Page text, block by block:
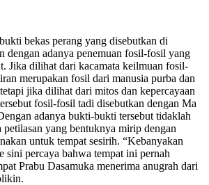
bekas perang yang disebutkan di
dengan adanya penemuan fosil-fosil yang
Jika dilihat dari kacamata keilmuan fosil-
merupakan fosil dari manusia purba dan
jika dilihat dari mitos dan kepercayaan
fosil-fosil tadi disebutkan dengan Ma
adanya bukti-bukti tersebut tidaklah
petilasan yang bentuknya mirip dengan
untuk tempat sesirih. “Kebanyakan
sini percaya bahwa tempat ini pernah
Prabu Dasamuka menerima anugrah dari